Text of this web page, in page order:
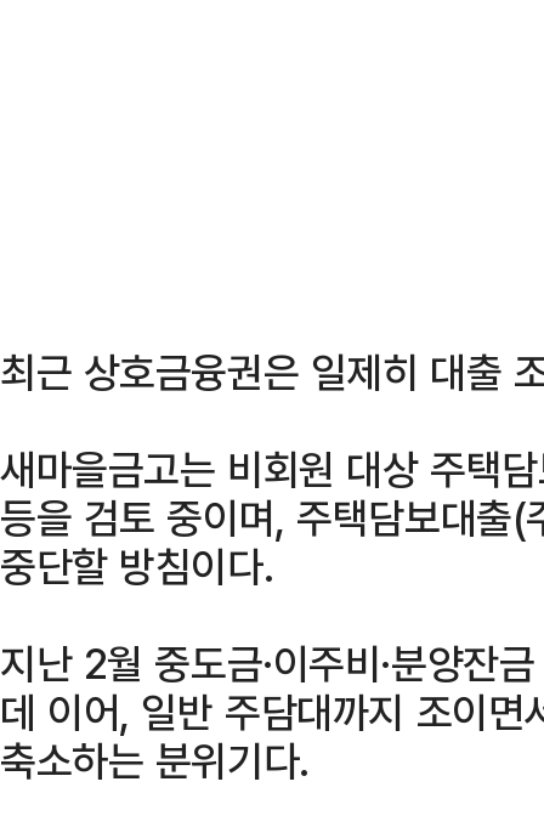
최근 상호금융권은 일제히 대출
새마을금고는 비회원 대상 주택
등을 검토 중이며, 주택담보대출
중단할 방침이다.
지난 2월 중도금·이주비·분양잔
데 이어, 일반 주담대까지 조이
축소하는 분위기다.